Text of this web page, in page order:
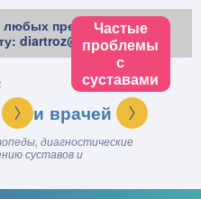
Частые
проблемы
с
суставами
диагностические
суставов и
врачей
предложений по
diartroz@cp9.ru